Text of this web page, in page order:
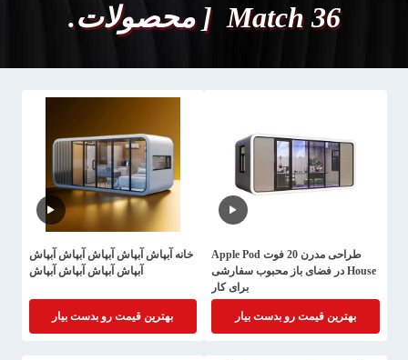
] Match 36 محصولات.
طراحی مدرن 20 فوت Apple Pod
House در فضای باز محبوب سفارشی
برای کار
بهترین قیمت رو بدست بیار
خانه آبپاش آبپاش آبپاش آبپاش آبپاش
آبپاش آبپاش آبپاش آبپاش
بهترین قیمت رو بدست بیار